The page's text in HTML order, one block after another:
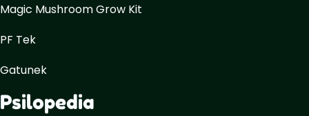
Magic Mushroom Grow Kit
PF Tek
Gatunek
Psilopedia